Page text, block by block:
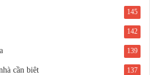
145
142
139
cần biêt 137